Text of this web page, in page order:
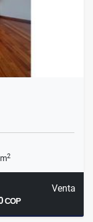
2
Venta
COP